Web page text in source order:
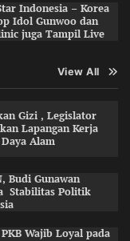
Indonesia – Korea
Idol Gunwoo dan
juga Tampil Live
View All
Gizi , Legislator
Lapangan Kerja
Alam
Budi Gunawan
Stabilitas Politik
Wajib Loyal pada